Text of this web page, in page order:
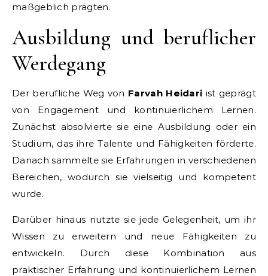
maßgeblich prägten.
Ausbildung und beruflicher
Werdegang
Der berufliche Weg von Farvah Heidari ist geprägt
von Engagement und kontinuierlichem Lernen.
Zunächst absolvierte sie eine Ausbildung oder ein
Studium, das ihre Talente und Fähigkeiten förderte.
Danach sammelte sie Erfahrungen in verschiedenen
Bereichen, wodurch sie vielseitig und kompetent
wurde.
Darüber hinaus nutzte sie jede Gelegenheit, um ihr
Wissen zu erweitern und neue Fähigkeiten zu
entwickeln. Durch diese Kombination aus
praktischer Erfahrung und kontinuierlichem Lernen